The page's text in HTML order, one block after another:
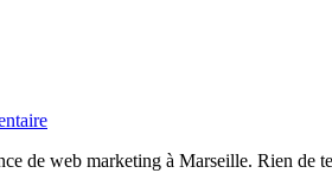
de web marketing à Marseille. Rien de